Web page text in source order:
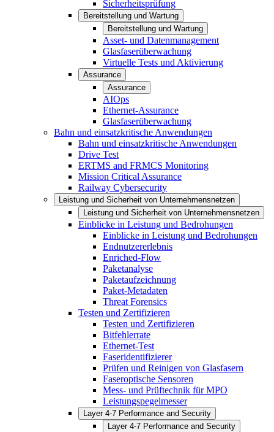
Sicherheitsprüfung
Bereitstellung und Wartung
Bereitstellung und Wartung
Asset- und Datenmanagement
Glasfaserüberwachung
Virtuelle Tests und Aktivierung
Assurance
Assurance
AIOps
Ethernet-Assurance
Glasfaserüberwachung
Bahn und einsatzkritische Anwendungen
Bahn und einsatzkritische Anwendungen
Drive Test
ERTMS and FRMCS Monitoring
Mission Critical Assurance
Railway Cybersecurity
Leistung und Sicherheit von Unternehmensnetzen
Leistung und Sicherheit von Unternehmensnetzen
Einblicke in Leistung und Bedrohungen
Einblicke in Leistung und Bedrohungen
Endnutzererlebnis
Enriched-Flow
Paketanalyse
Paketaufzeichnung
Paket-Metadaten
Threat Forensics
Testen und Zertifizieren
Testen und Zertifizieren
Bitfehlerrate
Ethernet-Test
Faseridentifizierer
Prüfen und Reinigen von Glasfasern
Faseroptische Sensoren
Mess- und Prüftechnik für MPO
Leistungspegelmesser
Layer 4-7 Performance and Security
Layer 4-7 Performance and Security